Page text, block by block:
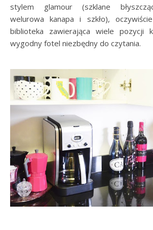
stylem glamour (szklane
welurowa kanapa i szkło),
biblioteka zawierająca wiele pozycji
wygodny fotel niezbędny do czytania.